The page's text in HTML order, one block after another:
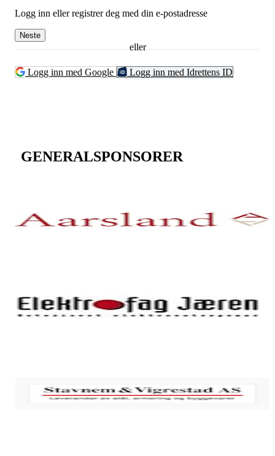
Logg inn eller registrer deg med din e-postadresse
Neste
eller
Logg inn med Google Logg inn med Idrettens ID
GENERALSPONSORER